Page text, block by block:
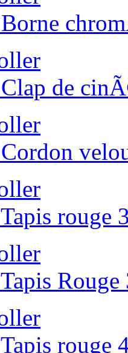
Borne
Clap de
Cordon
Tapis rouge
Tapis
Tapis rouge